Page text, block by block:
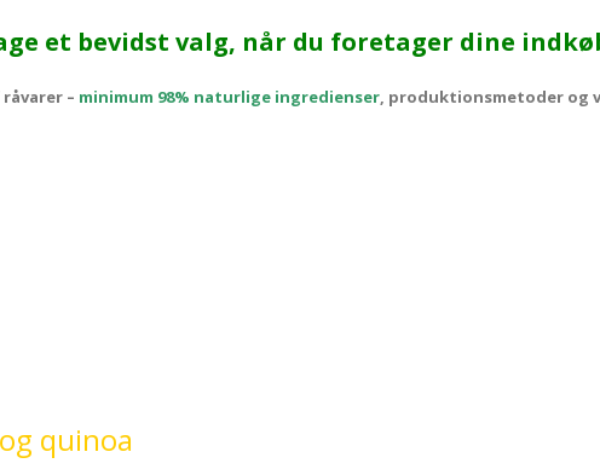
et bevidst valg, når du foretager dine
– minimum 98% naturlige ingredienser , produktionsmetoder og
quinoa